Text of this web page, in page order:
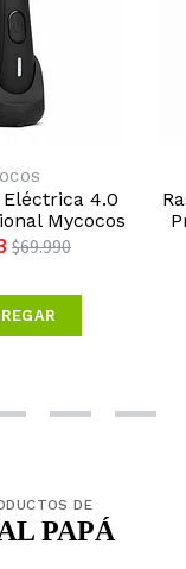
4.0
Mycocos
$69.990
DE
PAPÁ